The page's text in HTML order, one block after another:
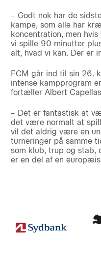
– Godt nok har de
kampe, som alle har
koncentration, men
vi spille 90 minutter
alt, hvad vi kan. Der er
FCM går ind til sin 26.
intense kampprogram
fortæller Albert
– Det er fantastisk at
det være normalt at
vil det aldrig være en
turneringer på samme
som klub, trup og stab,
er en del af en